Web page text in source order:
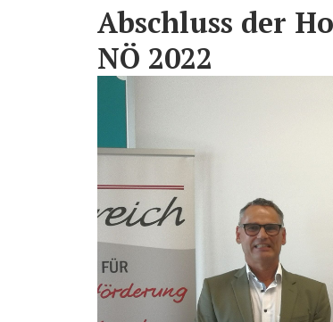
Abschluss der
NÖ 2022